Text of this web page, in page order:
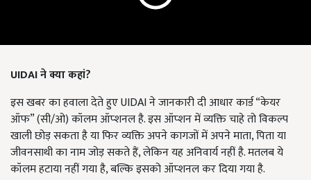
UIDAI ने क्या कहां?
इस खबर का हवाला देते हुए UIDAI ने जानकारी दी आधार कार्ड “केयर
ऑफ” (सी/ओ) कॉलम ऑप्‍शनल है. इस ऑप्‍शन में व्यक्ति चाहे तो विकल्प
खाली छोड़ सकता है या फिर व्यक्ति अपने कागजों में अपने माता, पिता या
जीवनसाथी का नाम जोड़ सकते हैं, लेकिन यह अनिवार्य नहीं है. मतलब ये
कॉलम हटाया नहीं गया है, बल्कि इसको ऑप्‍शनल कर दिया गया है.